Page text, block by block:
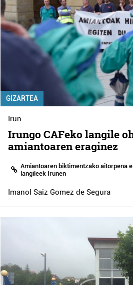
GIZARTEA
Irun
Irungo CAFeko langile
amiantoaren eraginez
Amiantoaren biktimentzako aitorpena
langileek Irunen
Imanol Saiz Gomez de Segura